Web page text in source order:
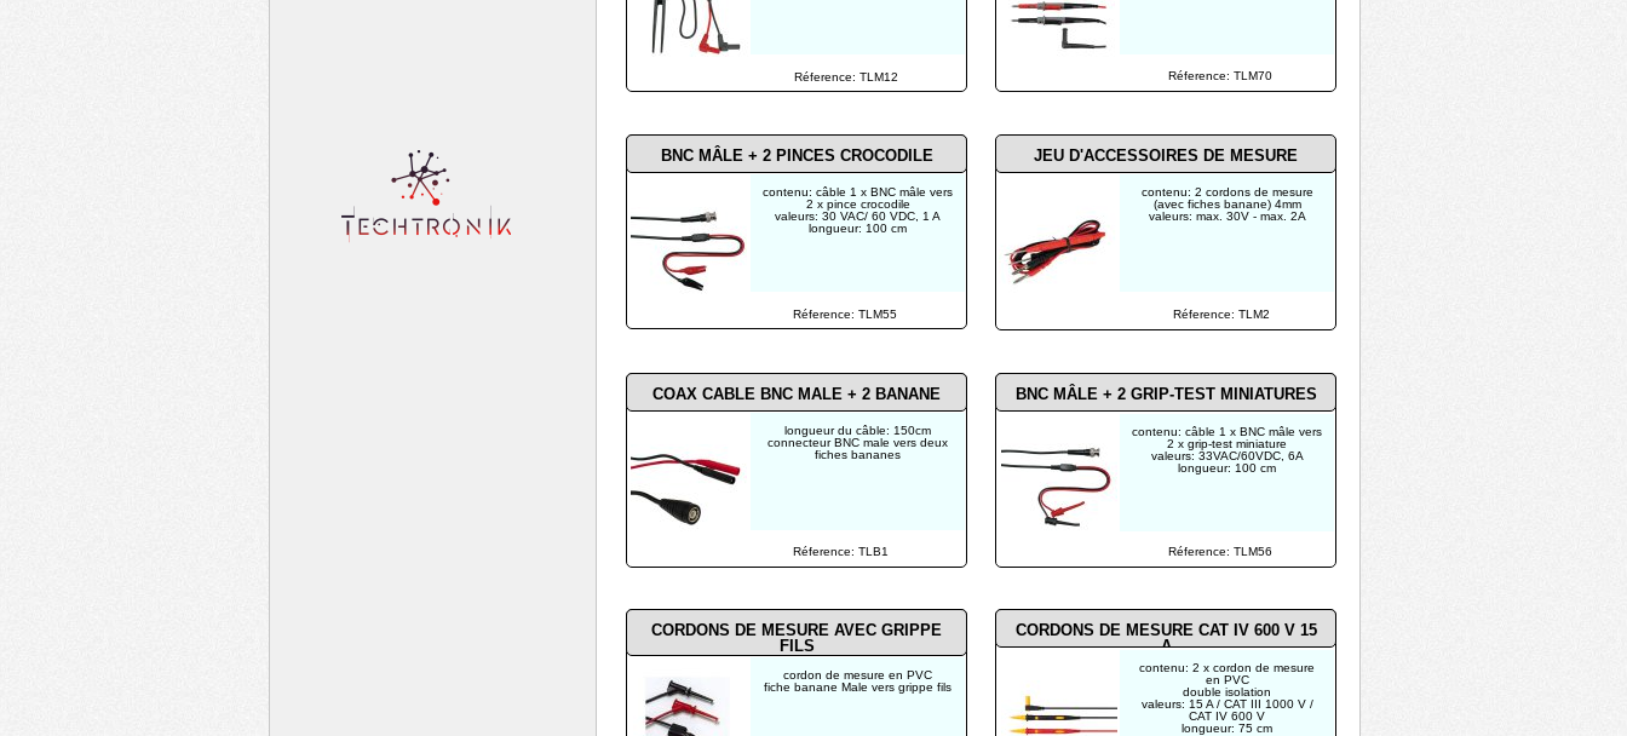
Réference: TLM2
JEU D'ACCESSOIRES DE MESURE
contenu: 2 cordons de mesure
(avec fiches banane) 4mm
valeurs: max. 30V - max. 2A
Réference: TLM70
Réference: TLM12
Réference: TLM56
Réference: TLM55
Réference: TLB1
contenu: câble 1 x BNC mâle vers
2 x grip-test miniature
valeurs: 33VAC/60VDC, 6A
longueur: 100 cm
contenu: 2 x cordon de mesure
en PVC
double isolation
valeurs: 15 A / CAT III 1000 V /
CAT IV 600 V
longueur: 75 cm
contenu: câble 1 x BNC mâle vers
2 x pince crocodile
valeurs: 30 VAC/ 60 VDC, 1 A
longueur: 100 cm
longueur du câble: 150cm
connecteur BNC male vers deux
fiches bananes
cordon de mesure en PVC
fiche banane Male vers grippe fils
BNC MÂLE + 2 GRIP-TEST MINIATURES
BNC MÂLE + 2 PINCES CROCODILE
COAX CABLE BNC MALE + 2 BANANE
CORDONS DE MESURE AVEC GRIPPE
FILS
CORDONS DE MESURE CAT IV 600 V 15
A